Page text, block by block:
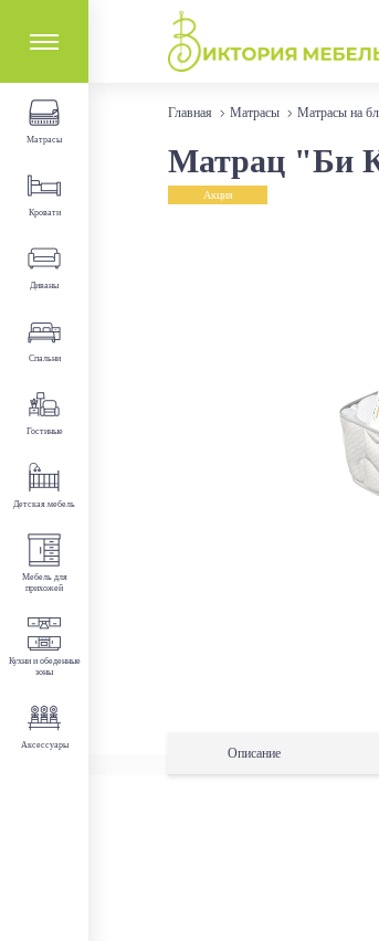
Матрасы
Кровати
Диваны
Спальни
Гостиные
Детская мебель
Мебель для
прихожей
Кухни и обеденные
зоны
Аксессуары
Главная Матрасы Матрасы на
Матрац "Би
Акция
Описание